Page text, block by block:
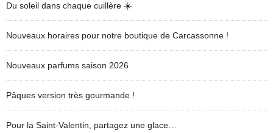
Du soleil dans chaque cuillère ☀️
Nouveaux horaires pour notre boutique de Carcassonne !
Nouveaux parfums saison 2026
Pâques version très gourmande !
Pour la Saint-Valentin, partagez une glace…